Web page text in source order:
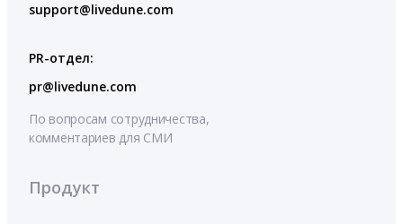
support@livedune.com
PR-отдел:
pr@livedune.com
По вопросам сотрудничества,
комментариев для СМИ
Продукт